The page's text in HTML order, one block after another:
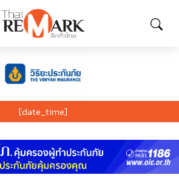
[date_time]